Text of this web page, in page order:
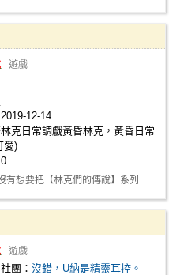
遊戲
12-14
克日常調戲黃昏林克，黃昏日常
愛)
有想要把【林克們的傳說】系列一
遊戲
社團：沒錯，U納是精靈耳控。